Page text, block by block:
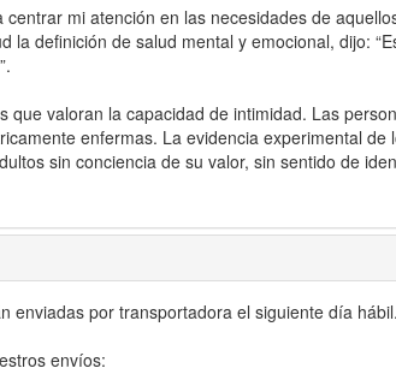
mi atención en las necesidades de
la definición de salud mental y emocional, dijo:
que valoran la capacidad de intimidad. Las
enfermas. La evidencia experimental
sin conciencia de su valor, sin sentido de
enviadas por transportadora el siguiente día hábil.
envíos: